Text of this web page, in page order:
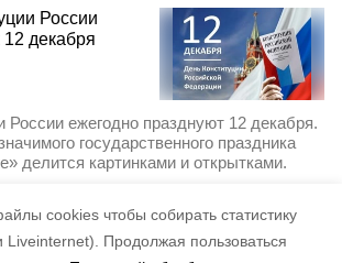
cookies чтобы собирать статистику
Liveinternet).
Продолжая пользоваться
России
12 декабря
России ежегодно празднуют 12 декабря.
государственного праздника
делится картинками и открытками.